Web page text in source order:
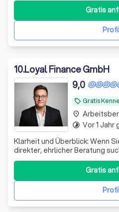
Gratis
10.Loyal Finance GmbH
local_offer Gratis
9,0
Klarheit und Überblick: Wenn
direkter, ehrlicher Beratung
Finance richtig.
Gratis
place
timelapse Vor 1 Jahr